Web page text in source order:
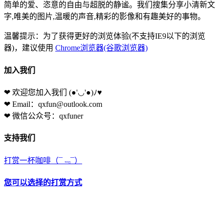
简单的爱、恣意的自由与超脱的静谧。我们搜集分享小清新文
字,唯美的图片,温暖的声音,精彩的影像和有趣美好的事物。
温馨提示：为了获得更好的浏览体验(不支持IE9以下的浏览
器)，建议使用 Chrome浏览器(谷歌浏览器)
加入我们
❤ 欢迎您加入我们 (●'◡'●)ﾉ♥
❤ Email：qxfun@outlook.com
❤ 微信公众号：qxfuner
支持我们
打赏一杯咖啡 （¯﹃¯）
您可以选择的打赏方式